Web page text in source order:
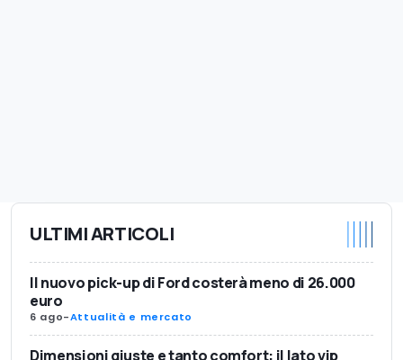
ULTIMI ARTICOLI
Il nuovo pick-up di Ford costerà meno di 26.000
euro
6 ago-Attualità e mercato
Dimensioni giuste e tanto comfort: il lato vip